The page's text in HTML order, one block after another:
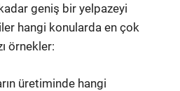
geniş bir yelpazeyi
hangi konularda en çok
örnekler:
üretiminde hangi